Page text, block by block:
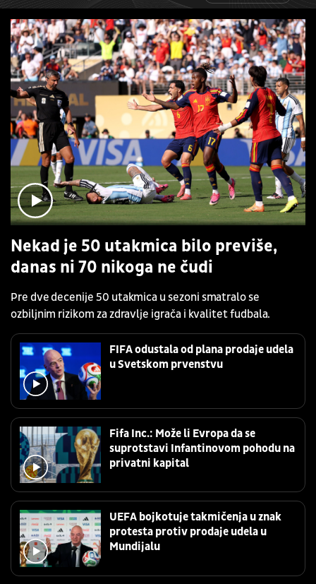
Nekad je 50 utakmica bilo previše,
danas ni 70 nikoga ne čudi
Pre dve decenije 50 utakmica u sezoni smatralo se
ozbiljnim rizikom za zdravlje igrača i kvalitet fudbala.
FIFA odustala od plana prodaje udela
u Svetskom prvenstvu
Fifa Inc.: Može li Evropa da se
suprotstavi Infantinovom pohodu na
privatni kapital
UEFA bojkotuje takmičenja u znak
protesta protiv prodaje udela u
Mundijalu